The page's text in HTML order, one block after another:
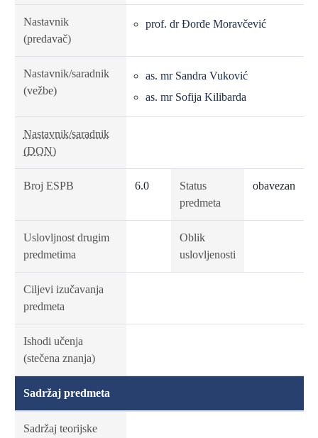
Nastavnik
(predavač)
prof. dr Đorđe Moravčević
Nastavnik/saradnik
(vežbe)
as. mr Sandra Vuković
as. mr Sofija Kilibarda
Nastavnik/saradnik
(DON)
Broj ESPB 6.0
Status
predmeta
obavezan
Uslovljnost drugim
predmetima
Oblik
uslovljenosti
Ciljevi izučavanja
predmeta
Ishodi učenja
(stečena znanja)
Sadržaj predmeta
Sadržaj teorijske